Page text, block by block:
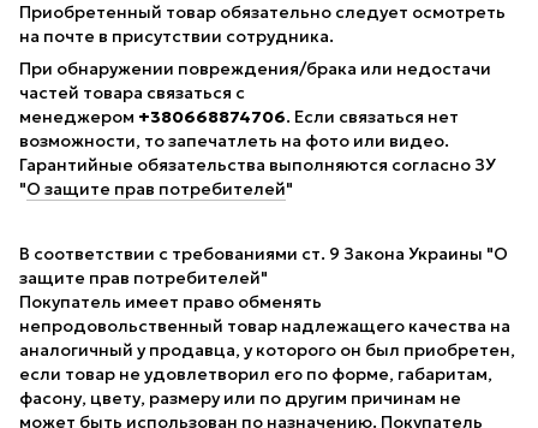
Приобретенный товар обязательно следует осмотреть
на почте в присутствии сотрудника.
При обнаружении повреждения/брака или недостачи
частей товара связаться с
менеджером +380668874706. Если связаться нет
возможности, то запечатлеть на фото или видео.
Гарантийные обязательства выполняются согласно ЗУ
"О защите прав потребителей"
В соответствии с требованиями ст. 9 Закона Украины "О
защите прав потребителей"
Покупатель имеет право обменять
непродовольственный товар надлежащего качества на
аналогичный у продавца, у которого он был приобретен,
если товар не удовлетворил его по форме, габаритам,
фасону, цвету, размеру или по другим причинам не
может быть использован по назначению. Покупатель